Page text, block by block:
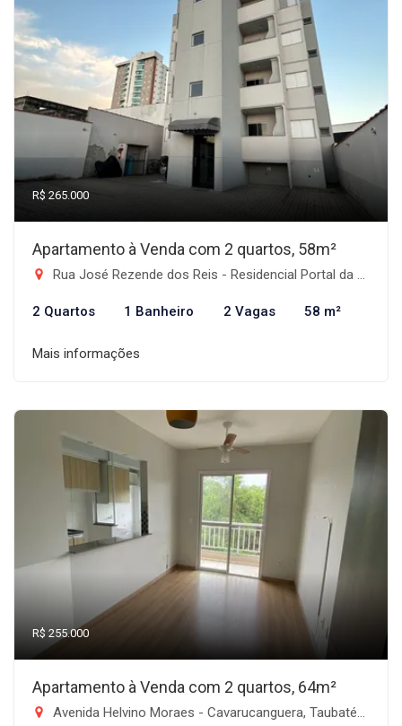
R$ 265.000
Apartamento à Venda com 2 quartos, 58m²
Rua José Rezende dos Reis - Residencial Portal da Mantiqueira, Taubaté-SP
2 Quartos 1 Banheiro 2 Vagas 58 m²
Mais informações
R$ 255.000
Apartamento à Venda com 2 quartos, 64m²
Avenida Helvino Moraes - Cavarucanguera, Taubaté-SP